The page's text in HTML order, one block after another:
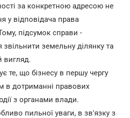
за конкретною адресою не
у відповідача права
підсумок справи -
земельну ділянку та
вигляд.
те, що бізнесу в першу чергу
в дотриманні правових
з органами влади.
пильної уваги, в зв'язку з